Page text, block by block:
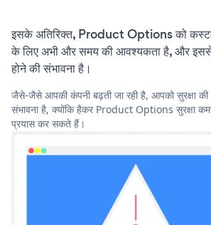
इसके अतिरिक्त, Product Options को
के लिए अभी और समय की आवश्यकता है, और इससे
होने की संभावना है।
जैसे-जैसे आपकी कंपनी बढ़ती जा रही है, आपको सुरक्षा
संभावना है, क्योंकि हैकर Product Options सुरक्षा
प्रयास कर सकते हैं।